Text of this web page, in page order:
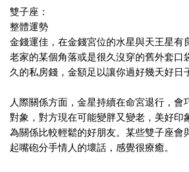
雙子座：
整體運勢
金錢運佳，在金錢宮位的水星與天王星有
老家的某個角落或是很久沒穿的舊外套口
久的私房錢，金額足以讓你過好幾天好日
人際關係方面，金星持續在命宮退行，會
對象，對方現在可能變胖又變老，美好印
為關係比較輕鬆的好朋友。某些雙子座會
起嘴砲分手情人的壞話，感覺很療癒。